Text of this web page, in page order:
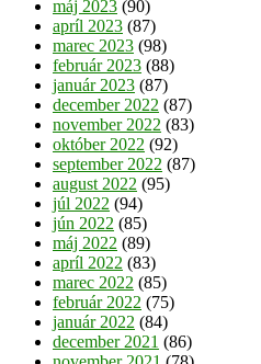
máj 2023 (90)
apríl 2023 (87)
marec 2023 (98)
február 2023 (88)
január 2023 (87)
december 2022 (87)
november 2022 (83)
október 2022 (92)
september 2022 (87)
august 2022 (95)
júl 2022 (94)
jún 2022 (85)
máj 2022 (89)
apríl 2022 (83)
marec 2022 (85)
február 2022 (75)
január 2022 (84)
december 2021 (86)